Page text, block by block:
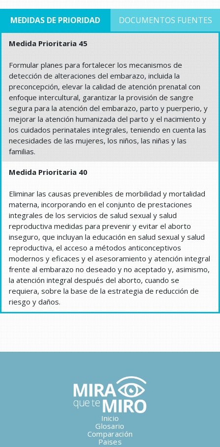
MEDIDAS DE PRIORIDAD DOCUMENTOS FUENTES
Medida Prioritaria 45
Formular planes para fortalecer los mecanismos de
detección de alteraciones del embarazo, incluida la
preconcepción, elevar la calidad de atención prenatal con
enfoque intercultural, garantizar la provisión de sangre
segura para la atención del embarazo, parto y puerperio, y
mejorar la atención humanizada del parto y el nacimiento y
los cuidados perinatales integrales, teniendo en cuenta las
necesidades de las mujeres, los niños, las niñas y las
familias.
Medida Prioritaria 40
Eliminar las causas prevenibles de morbilidad y mortalidad
materna, incorporando en el conjunto de prestaciones
integrales de los servicios de salud sexual y salud
reproductiva medidas para prevenir y evitar el aborto
inseguro, que incluyan la educación en salud sexual y salud
reproductiva, el acceso a métodos anticonceptivos
modernos y eficaces y el asesoramiento y atención integral
frente al embarazo no deseado y no aceptado y, asimismo,
la atención integral después del aborto, cuando se
requiera, sobre la base de la estrategia de reducción de
riesgo y daños.
Inicio
Glosario
Comparación
Paises